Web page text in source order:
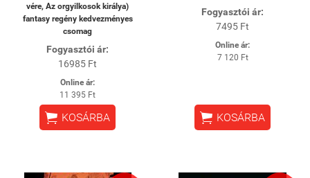
vére, Az orgyilkosok királya)
fantasy regény kedvezményes
csomag
Fogyasztói ár:
16985 Ft
Online ár:
11 395 Ft
 KOSÁRBA
Fogyasztói ár:
7495 Ft
Online ár:
7 120 Ft
 KOSÁRBA